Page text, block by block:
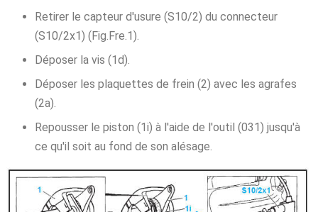
Retirer le capteur d'usure (S10/2) du connecteur
(S10/2x1) (Fig.Fre.1).
Déposer la vis (1d).
Déposer les plaquettes de frein (2) avec les agrafes
(2a).
Repousser le piston (1i) à l'aide de l'outil (031) jusqu'à
ce qu'il soit au fond de son alésage.